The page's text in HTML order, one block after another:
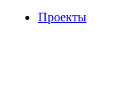
Проекты